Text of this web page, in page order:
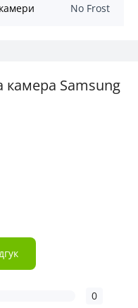
No Frost
камера Samsung
0